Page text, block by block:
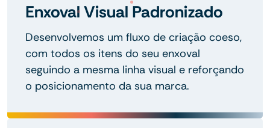
Enxoval Visual Padronizado
Desenvolvemos um fluxo de criação coeso,
com todos os itens do seu enxoval
seguindo a mesma linha visual e reforçando
o posicionamento da sua marca.